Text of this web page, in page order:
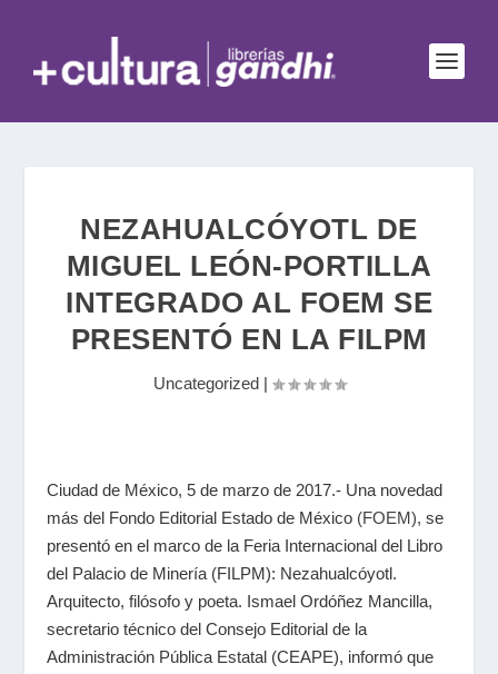
NEZAHUALCÓYOTL DE
MIGUEL LEÓN-PORTILLA
INTEGRADO AL FOEM SE
PRESENTÓ EN LA FILPM
Uncategorized|
Ciudad de México, 5 de marzo de 2017.- Una novedad
más del Fondo Editorial Estado de México (FOEM),se
presentó en el marco de la Feria Internacional del Libro
del Palacio de Minería (FILPM): Nezahualcóyotl.
Arquitecto, filósofo y poeta. Ismael Ordóñez Mancilla,
secretario técnico del Consejo Editorial de la
Administración Pública Estatal (CEAPE), informó que